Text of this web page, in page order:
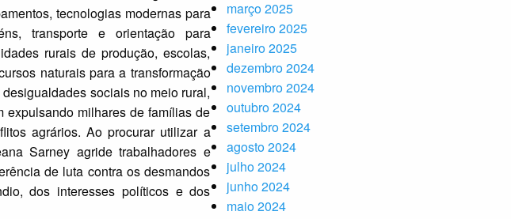
tecnologias modernas para
transporte e orientação para
rurais de produção, escolas,
naturais para a transformação
sociais no meio rural,
expulsando milhares de famílias de
agrários. Ao procurar utilizar a
Sarney agride trabalhadores e
de luta contra os desmandos
dos interesses políticos e dos
março 2025
fevereiro 2025
janeiro 2025
dezembro 2024
novembro 2024
outubro 2024
setembro 2024
agosto 2024
julho 2024
junho 2024
maio 2024